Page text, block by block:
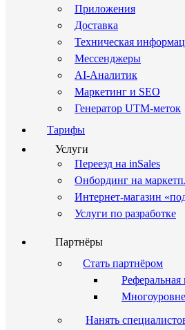
Приложения
Доставка
Техническая
Мессенджеры
AI-Аналитик
Маркетинг и SEO
Генератор UTM-меток
Тарифы
Услуги
Переезд на inSales
Онбординг на
Интернет-магазин
Услуги по разработке
Партнёры
Стать партнёром
Реферальная
Нанять